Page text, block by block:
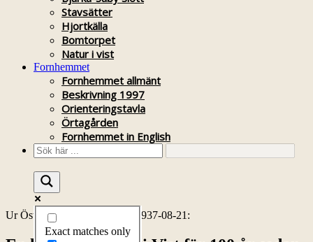
Stavsätter
Hjortkälla
Bomtorpet
Natur i vist
Fornhemmet
Fornhemmet allmänt
Beskrivning 1997
Orienteringstavla
Örtagården
Fornhemmet in English
Exact matches only
Ur Östgöta Correspondenten 1937-08-21: